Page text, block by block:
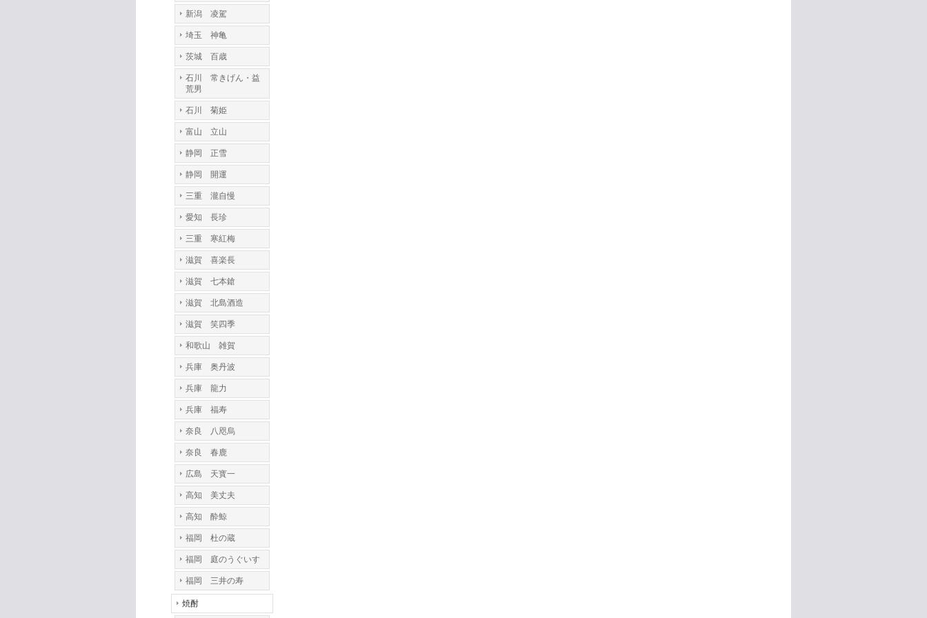
新潟 凌駕
埼玉 神亀
茨城 百歳
石川 常きげん・益
荒男
石川 菊姫
富山 立山
静岡 正雪
静岡 開運
三重 瀧自慢
愛知 長珍
三重 寒紅梅
滋賀 喜楽長
滋賀 七本鎗
滋賀 北島酒造
滋賀 笑四季
和歌山 雑賀
兵庫 奥丹波
兵庫 龍力
兵庫 福寿
奈良 八咫烏
奈良 春鹿
広島 天寳一
高知 美丈夫
高知 酔鯨
福岡 杜の蔵
福岡 庭のうぐいす
福岡 三井の寿
焼酎